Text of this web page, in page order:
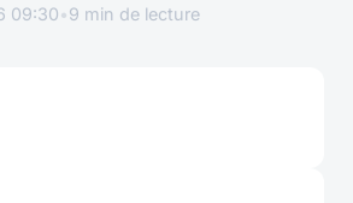
09:30•9 min de lecture